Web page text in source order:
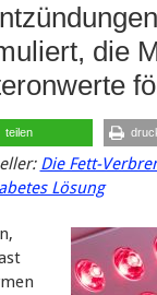
die
teilen
Die Fett-
Lösung